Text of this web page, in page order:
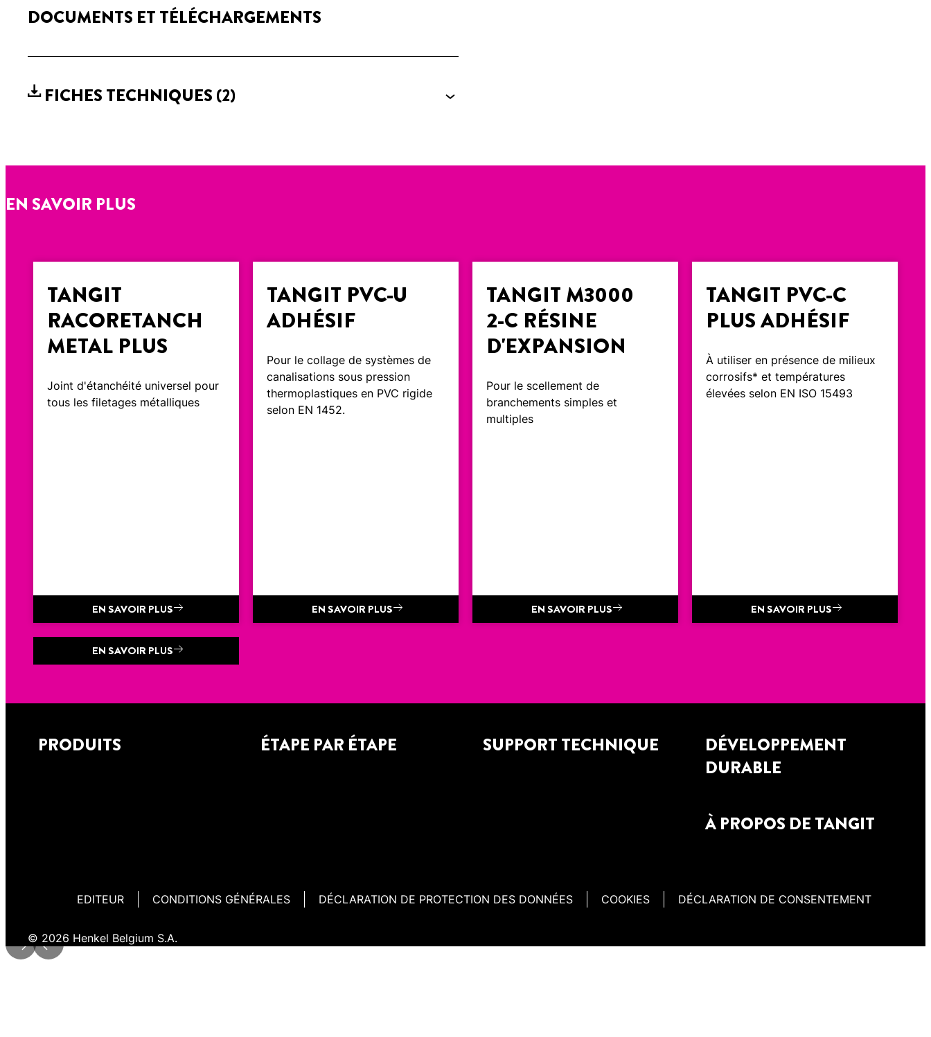
DOCUMENTS ET TÉLÉCHARGEMENTS
FICHES TECHNIQUES (2)
EN SAVOIR PLUS
TANGIT
RACORETANCH
METAL PLUS
Joint d'étanchéité universel pour
tous les filetages métalliques
EN SAVOIR PLUS
TANGIT PVC-U
ADHÉSIF
Pour le collage de systèmes de
canalisations sous pression
thermoplastiques en PVC rigide
selon EN 1452.
EN SAVOIR PLUS
TANGIT M3000
2-C RÉSINE
D'EXPANSION
Pour le scellement de
branchements simples et
multiples
EN SAVOIR PLUS
TANGIT PVC-C
PLUS ADHÉSIF
À utiliser en présence de milieux
corrosifs* et températures
élevées selon EN ISO 15493
EN SAVOIR PLUS
TANGIT UNI-
LOCK
des filetages métalliques et
EN SAVOIR PLUS
PRODUITS ÉTAPE PAR ÉTAPE SUPPORT TECHNIQUE
DÉVELOPPEMENT
DURABLE
À PROPOS DE TANGIT
EDITEUR CONDITIONS GÉNÉRALES DÉCLARATION DE PROTECTION DES DONNÉES COOKIES DÉCLARATION DE CONSENTEMENT
© 2026 Henkel Belgium S.A.